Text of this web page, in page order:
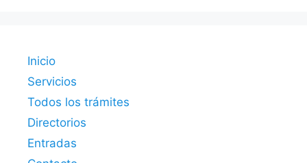
Inicio
Servicios
Todos los trámites
Directorios
Entradas